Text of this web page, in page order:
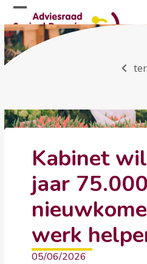
Skip
to
content
Open
mobile
menu
Close
mobile
menu
Kabinet
jaar
werk
05/06/2026